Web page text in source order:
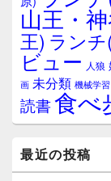
山王・
王) ラン
ビュー 人狼
画 未分類 機械学
読書食べ
最近の投稿